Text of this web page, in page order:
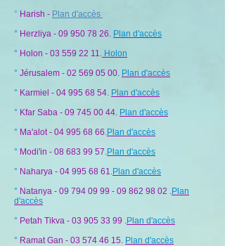
° Harish - Plan d'accès
° Herzliya - 09 950 78 26. Plan d'accès
° Holon - 03 559 22 11. Holon
° Jérusalem - 02 569 05 00. Plan d'accès
° Karmiel - 04 995 68 54. Plan d'accès
° Kfar Saba - 09 745 00 44​. Plan d'accès
° Ma'alot - 04 995 68 66.Plan d'accès
° Modi'in - 08 683 99 57.Plan d'accès
° Naharya - 04 995 68 61​.Plan d'accès
° Natanya - 09 794 09 99 - 09 862 98 02 .Plan
d'accès
° Petah Tikva - 03 905 33 99 .Plan d'accès
° Ramat Gan - 03 574 46 15. Plan d'accès